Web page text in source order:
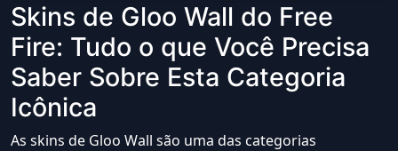
Skins de Gloo Wall do Free
Fire: Tudo o que Você Precisa
Saber Sobre Esta Categoria
Icônica
As skins de Gloo Wall são uma das categorias